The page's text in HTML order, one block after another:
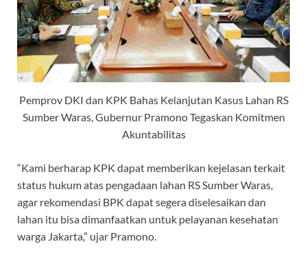
Pemprov DKI dan KPK Bahas Kelanjutan Kasus Lahan RS
Sumber Waras, Gubernur Pramono Tegaskan Komitmen
Akuntabilitas
“Kami berharap KPK dapat memberikan kejelasan terkait
status hukum atas pengadaan lahan RS Sumber Waras,
agar rekomendasi BPK dapat segera diselesaikan dan
lahan itu bisa dimanfaatkan untuk pelayanan kesehatan
warga Jakarta,” ujar Pramono.